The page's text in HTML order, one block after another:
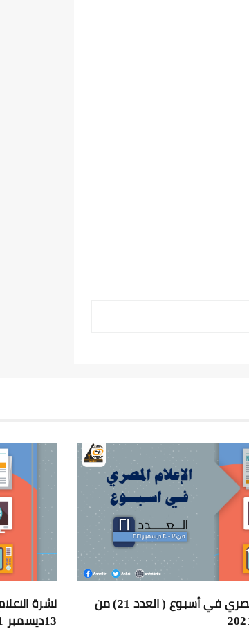
نشرة الاعلام المصري في أسبوع ( العدد 21) من
13ديسمبر 2021